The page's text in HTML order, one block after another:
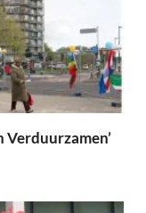
Verduurzamen’